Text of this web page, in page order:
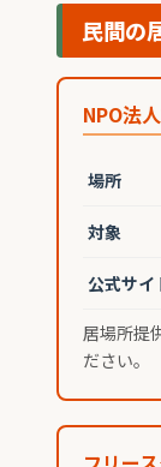
民間の
NPO法
場所
対象
公式サイ
居場所提
ださい。